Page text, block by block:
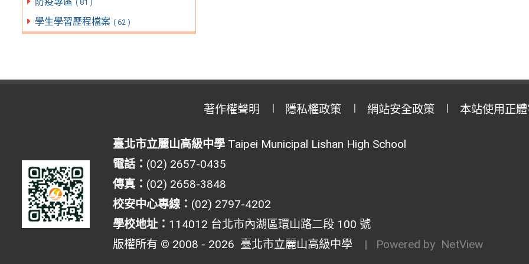
( 81 )
學生學習歷程檔案 ( 62 )
著作權聲明 隱私權政策 網站安全政策 本站使用正
臺北市立麗山高級中學Taipei Municipal Lishan High School
電話： (02) 2657-0435
傳真： (02) 2658-3848
校安中心專線： (02) 2797-4202
學校地址： 114012 台北市內湖區環山路二段 100 號
版權所有 © 2008 - 2026 臺北市立麗山高級中學 | Powered by NetView